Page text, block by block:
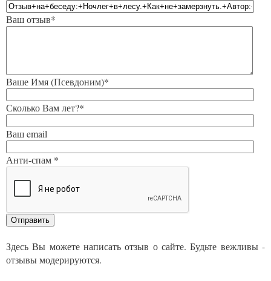
Ваш отзыв*
Ваше Имя (Псевдоним)*
Сколько Вам лет?*
Ваш email
Анти-спам *
Здесь Вы можете написать отзыв о сайте. Будьте вежливы -
отзывы модерируются.